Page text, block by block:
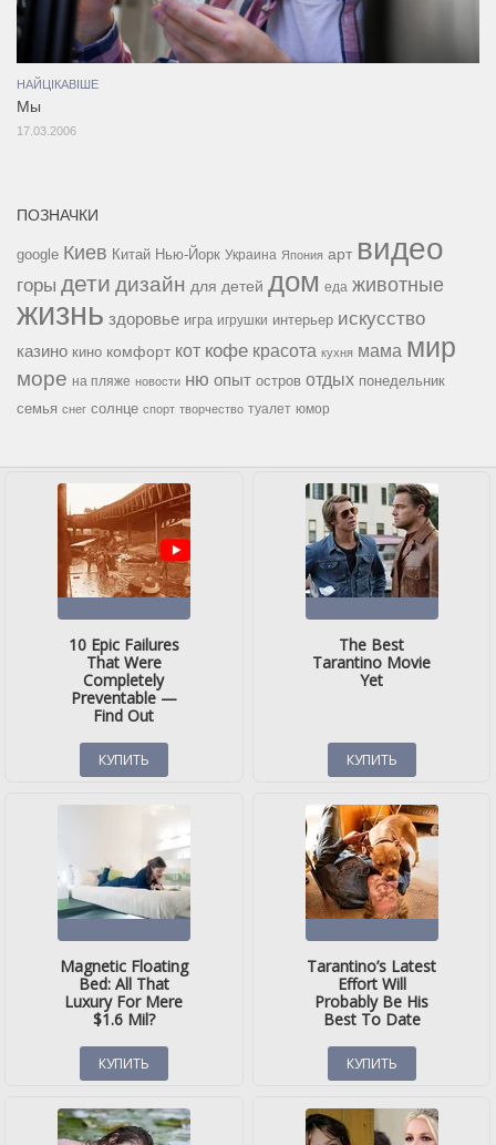
НАЙЦІКАВІШЕ
Мы
17.03.2006
ПОЗНАЧКИ
google Киев Китай Нью-Йорк Украина Япония арт видео
горы дети дизайн для детей дом еда животные
жизнь здоровье игра игрушки интерьер искусство
казино кино комфорт кот кофе красота кухня мама мир
море на пляже новости ню опыт остров отдых понедельник
семья снег солнце спорт творчество туалет юмор